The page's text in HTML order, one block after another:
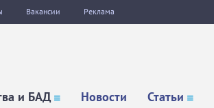
Вакансии Реклама
и БАД Новости Статьи